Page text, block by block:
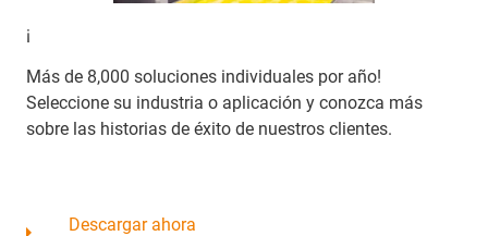
¡
Más de 8,000 soluciones individuales por año!
Seleccione su industria o aplicación y conozca más
sobre las historias de éxito de nuestros clientes.
Descargar ahora